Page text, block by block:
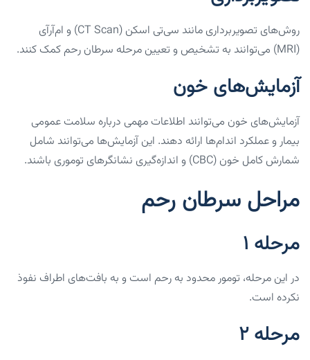
روش‌های تصویربرداری مانند سی‌تی اسکن (CT Scan) و ام‌آر‌آی
(MRI) می‌توانند به تشخیص و تعیین مرحله سرطان رحم کمک کنند.
آزمایش‌های خون
آزمایش‌های خون می‌توانند اطلاعات مهمی درباره سلامت عمومی
بیمار و عملکرد اندام‌ها ارائه دهند. این آزمایش‌ها می‌توانند شامل
شمارش کامل خون (CBC) و اندازه‌گیری نشانگرهای توموری باشند.
مراحل سرطان رحم
مرحله ۱
در این مرحله، تومور محدود به رحم است و به بافت‌های اطراف نفوذ
نکرده است.
مرحله ۲